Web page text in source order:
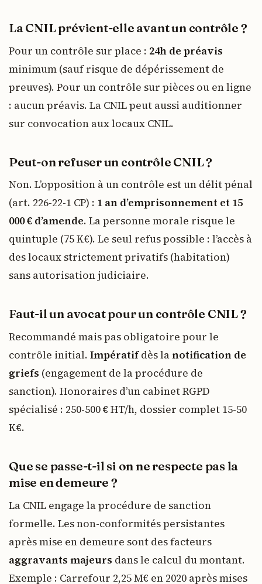
La CNIL prévient-elle avant un contrôle ?
Pour un contrôle sur place : 24h de préavis
minimum (sauf risque de dépérissement de
preuves). Pour un contrôle sur pièces ou en ligne
: aucun préavis. La CNIL peut aussi auditionner
sur convocation aux locaux CNIL.
Peut-on refuser un contrôle CNIL ?
Non. L’opposition à un contrôle est un délit pénal
(art. 226-22-1 CP) : 1 an d’emprisonnement et 15
000 € d’amende. La personne morale risque le
quintuple (75 K€). Le seul refus possible : l’accès à
des locaux strictement privatifs (habitation)
sans autorisation judiciaire.
Faut-il un avocat pour un contrôle CNIL ?
Recommandé mais pas obligatoire pour le
contrôle initial. Impératifdès lanotification de
griefs (engagement de la procédure de
sanction). Honoraires d’un cabinet RGPD
spécialisé : 250-500 € HT/h, dossier complet 15-50
K€.
Que se passe-t-il si on ne respecte pas la
mise en demeure ?
La CNIL engage la procédure de sanction
formelle. Les non-conformités persistantes
après mise en demeure sont des facteurs
aggravants majeurs dans le calcul du montant.
Exemple : Carrefour 2,25 M€ en 2020 après mises